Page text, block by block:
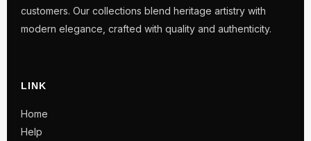
customers. Our collections blend heritage artistry with
modern elegance, crafted with quality and authenticity.
LINK
Home
Help